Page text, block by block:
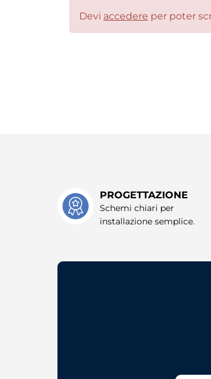
Devi accedere per poter
PROGETTAZIONE
Schemi chiari per
installazione semplice.